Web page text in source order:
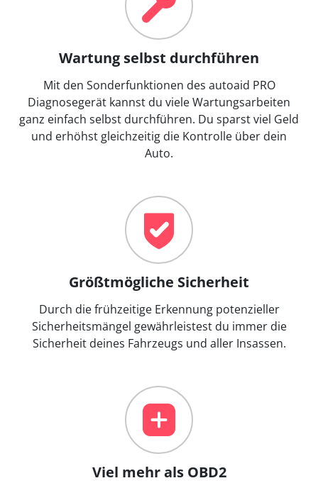
Wartung selbst durchführen
Mit den Sonderfunktionen des autoaid PRO
Diagnosegerät kannst du viele Wartungsarbeiten
ganz einfach selbst durchführen. Du sparst viel Geld
und erhöhst gleichzeitig die Kontrolle über dein
Auto.
Größtmögliche Sicherheit
Durch die frühzeitige Erkennung potenzieller
Sicherheitsmängel gewährleistest du immer die
Sicherheit deines Fahrzeugs und aller Insassen.
Viel mehr als OBD2